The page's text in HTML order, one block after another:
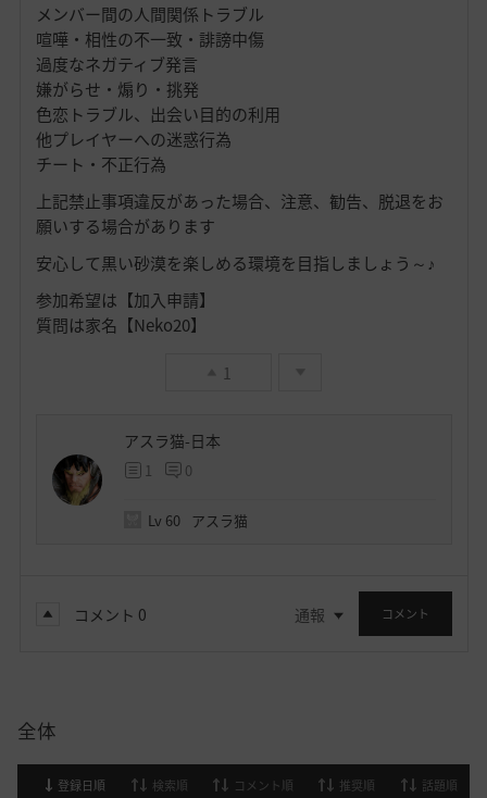
メンバー間の人間関係トラブル
喧嘩・相性の不一致・誹謗中傷
過度なネガティブ発言
嫌がらせ・煽り・挑発
色恋トラブル、出会い目的の利用
他プレイヤーへの迷惑行為
チート・不正行為
上記禁止事項違反があった場合、注意、勧告、脱退をお
願いする場合があります
安心して黒い砂漠を楽しめる環境を目指しましょう～♪
参加希望は【加入申請】
質問は家名【Neko20】
1
アスラ猫-日本
1 0
Lv 60 アスラ猫
コメント 0 通報 コメント
全体
登録日順 検索順 コメント順 推奨順 話題順